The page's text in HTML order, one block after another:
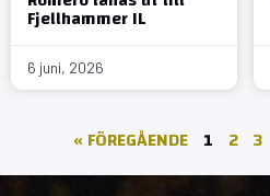
Fjellhammer IL
6 juni, 2026
« FÖREGÅENDE 1 2 3